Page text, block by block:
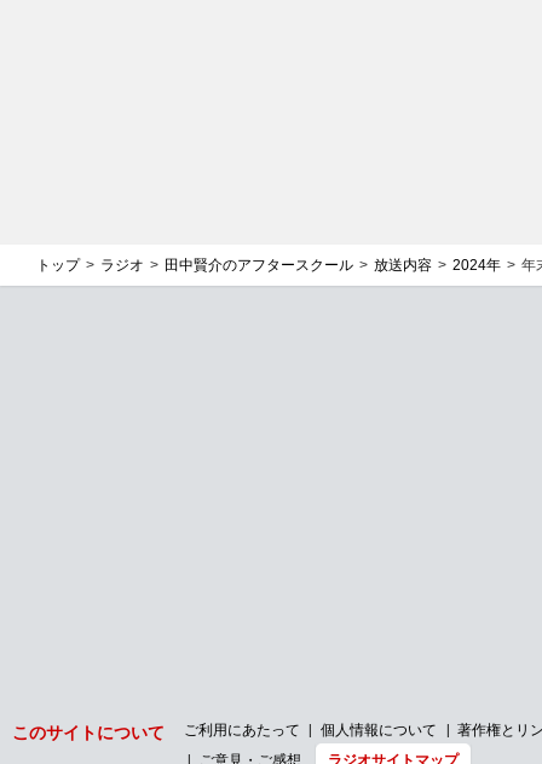
トップ ラジオ 田中賢介のアフタースクール 放送内容 2024年 年
このサイトについて ご利用にあたって 個人情報について
著作権とリ
ご意見・ご感想
ラジオサイトマップ